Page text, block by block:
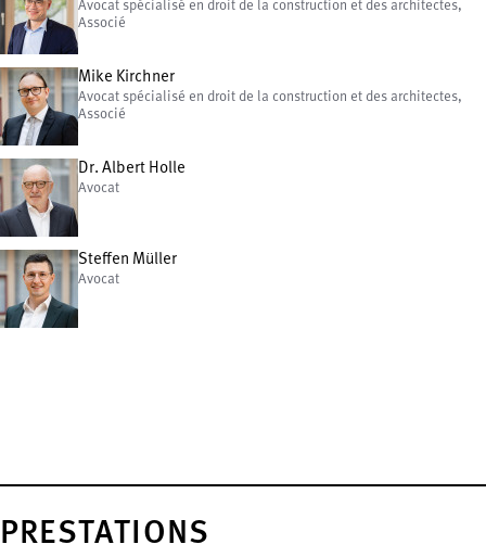
Avocat spécialisé en droit de la construction et des architectes,
Associé
Mike Kirchner
Avocat spécialisé en droit de la construction et des architectes,
Associé
Dr. Albert Holle
Avocat
Steffen Müller
Avocat
PRESTATIONS